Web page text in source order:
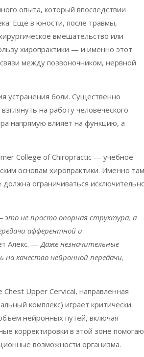
опыта, который впоследствии
Еще в юности, после травмы,
вмешательство или
хиропрактики — и именно этот
между позвоночником, нервной
устранения боли. Существенно
на работу человеческого
напрямую влияет на функцию, а
College of Chiropractic — учебное
основам хиропрактики. Именно там
ограничиваться
это не просто опорная структура, а
афферентной и
Алекс. — Даже незначительные
качество нейронной передачи,
Chest Upper Cervical, направленная
комплекс) играет критически
нейронных путей, включая
корректировки в этой зоне
возможности организма.